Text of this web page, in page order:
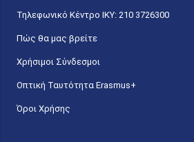
Τηλεφωνικό Κέντρο IKY: 210 3726300
Πώς θα μας βρείτε
Χρήσιμοι Σύνδεσμοι
Οπτική Ταυτότητα Erasmus+
Όροι Χρήσης